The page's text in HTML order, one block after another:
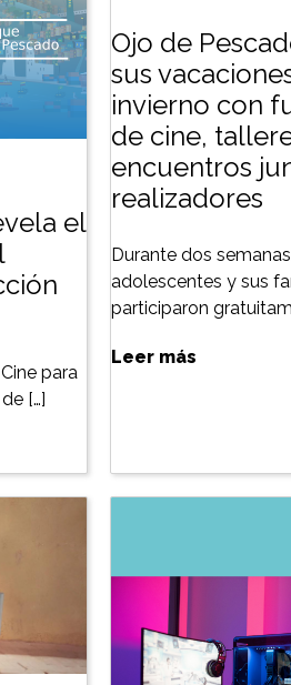
el
para
[…]
Ojo de
sus
invierno con
de cine,
encuentros
realizadores
Durante dos
adolescentes y sus
participaron
Leer más